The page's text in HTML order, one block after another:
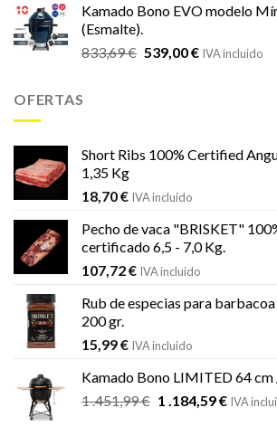
original
era:
833,69 €.
actual
539,00 €.
Kamado Bono EVO modelo
(Esmalte).
833,69€ El
539,00€ElIVA incluido
OFERTAS
Short Ribs 100% Certified
1,35 Kg
18,70€ IVA incluido
Pecho de vaca "BRISKET"
certificado 6,5 - 7,0 Kg.
107,72€ IVA incluido
Rub de especias para
200 gr.
15,99€ IVA incluido
Kamado Bono LIMITED 64
1 .451,99€ El
1 .184,59€ElIVA